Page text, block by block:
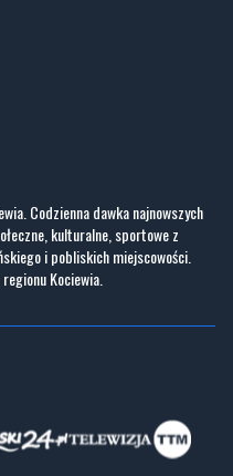
Codzienna dawka najnowszych
kulturalne, sportowe z
i pobliskich miejscowości.
Kociewia.